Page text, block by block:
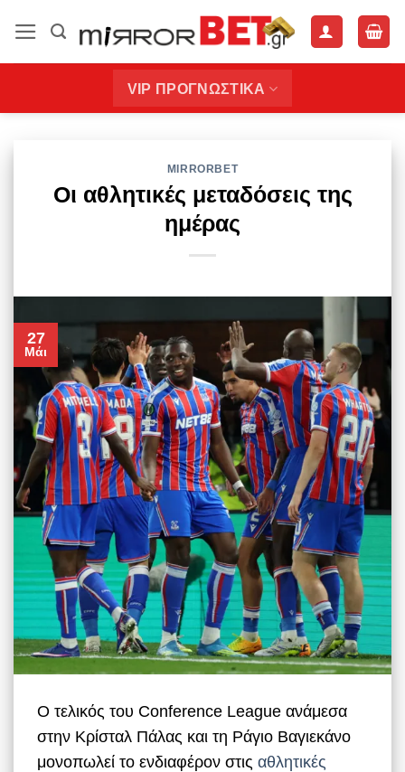
στο
περιεχόμενο
VIP ΠΡΟΓΝΩΣΤΙΚΑ
MIRRORBET
Οι αθλητικές μεταδόσεις της
ημέρας
27
Μάι
Ο τελικός του Conference League ανάμεσα
στην Κρίσταλ Πάλας και τη Ράγιο Βαγιεκάνο
μονοπωλεί το ενδιαφέρον στιςαθλητικές